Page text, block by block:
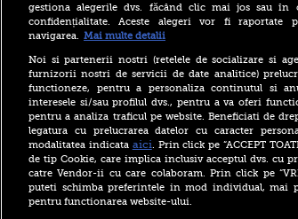
clasamentul celor mai
apreciate destinații
David Popovici: „Un
Campionat European
fi mai tare decât un
Mondial”. Ce spune
revenirea rușilor în
competiție
Pe lângă căldură, ANM
anunță vijelii și averse
torențiale în numeroase
gestiona alegerile dvs. făcând clic mai jos sau
confidențialitate. Aceste alegeri vor fi
navigarea. Mai multe detalii
Noi si partenerii nostri (retelele de socializare si
furnizorii nostri de servicii de date analitice)
functioneze, pentru a personaliza continutul si
interesele si/sau profilul dvs., pentru a va oferi
pentru a analiza traficul pe website. Beneficiati de
legatura cu prelucrarea datelor cu caracter
modalitatea indicata aici. Prin click pe “ACCEPT
de tip Cookie, care implica inclusiv acceptul dvs. cu
catre Vendor-ii cu care colaboram. Prin click pe
puteti schimba preferintele in mod individual, mai
pentru functionarea website-ului.